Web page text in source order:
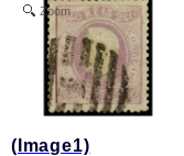
Zoom
(Image1)